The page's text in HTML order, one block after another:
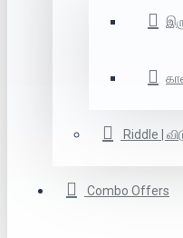
Riddle |
Combo Offers